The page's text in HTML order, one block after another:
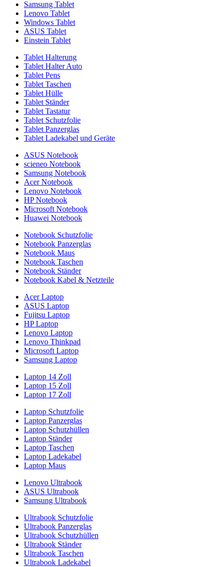
Samsung Tablet
Lenovo Tablet
Windows Tablet
ASUS Tablet
Einstein Tablet
Tablet Halterung
Tablet Halter Auto
Tablet Pens
Tablet Taschen
Tablet Hülle
Tablet Ständer
Tablet Tastatur
Tablet Schutzfolie
Tablet Panzerglas
Tablet Ladekabel und Geräte
ASUS Notebook
scieneo Notebook
Samsung Notebook
Acer Notebook
Lenovo Notebook
HP Notebook
Microsoft Notebook
Huawei Notebook
Notebook Schutzfolie
Notebook Panzerglas
Notebook Maus
Notebook Taschen
Notebook Ständer
Notebook Kabel & Netzteile
Acer Laptop
ASUS Laptop
Fujitsu Laptop
HP Laptop
Lenovo Laptop
Lenovo Thinkpad
Microsoft Laptop
Samsung Laptop
Laptop 14 Zoll
Laptop 15 Zoll
Laptop 17 Zoll
Laptop Schutzfolie
Laptop Panzerglas
Laptop Schutzhüllen
Laptop Ständer
Laptop Taschen
Laptop Ladekabel
Laptop Maus
Lenovo Ultrabook
ASUS Ultrabook
Samsung Ultrabook
Ultrabook Schutzfolie
Ultrabook Panzerglas
Ultrabook Schutzhüllen
Ultrabook Ständer
Ultrabook Taschen
Ultrabook Ladekabel